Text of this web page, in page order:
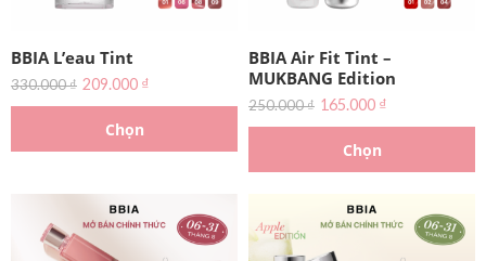
BBIA L’eau Tint
330.000₫ 209.000 ₫
Chọn
BBIA Air Fit Tint –
MUKBANG Edition
250.000₫ 165.000 ₫
Chọn